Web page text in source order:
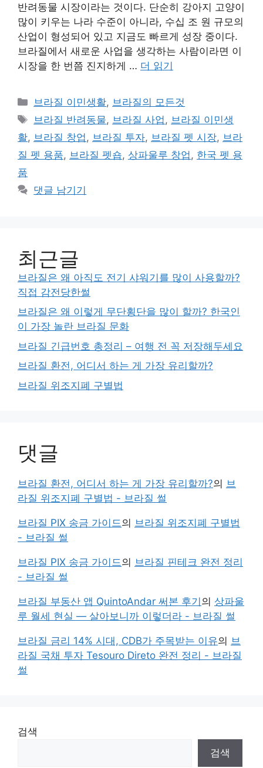
반려동물 시장이라는 것이다. 단순히 강아지 고양이
많이 키우는 나라 수준이 아니라, 수십 조 원 규모의
산업이 형성되어 있고 지금도 빠르게 성장 중이다.
브라질에서 새로운 사업을 생각하는 사람이라면 이
시장을 한 번쯤 진지하게 … 더 읽기
카
테
리
브라질 이민생활, 브라질의 모든것
태
그
브라질 반려동물, 브라질 사업 , 브라질 이민생
활, 브라질 창업 , 브라질 투자, 브라질 펫 시장, 브라
질 펫 용품, 브라질 펫숍, 상파울루 창업 , 한국 펫 용
품
댓글 남기기
최근글
브라질은 왜 아직도 전기 샤워기를 많이 사용할까?
직접 감전당한썰
브라질은 왜 이렇게 무단횡단을 많이 할까? 한국인
이 가장 놀란 브라질 문화
브라질 긴급번호 총정리 – 여행 전 꼭 저장해두세요
브라질 환전, 어디서 하는 게 가장 유리할까?
브라질 위조지폐 구별법
댓글
브라질 환전, 어디서 하는 게 가장 유리할까?의 브
라질 위조지폐 구별법 - 브라질 썰
브라질 PIX 송금 가이드의 브라질 위조지폐 구별법
- 브라질 썰
브라질 PIX 송금 가이드의 브라질 핀테크 완전 정리
- 브라질 썰
브라질 부동산 앱 QuintoAndar 써본 후기의 상파울
루 월세 현실 — 살아보니까 이렇더라 - 브라질 썰
브라질 금리 14% 시대, CDB가 주목받는 이유의 브
라질 국채 투자 Tesouro Direto 완전 정리 - 브라질
썰
검색
검색